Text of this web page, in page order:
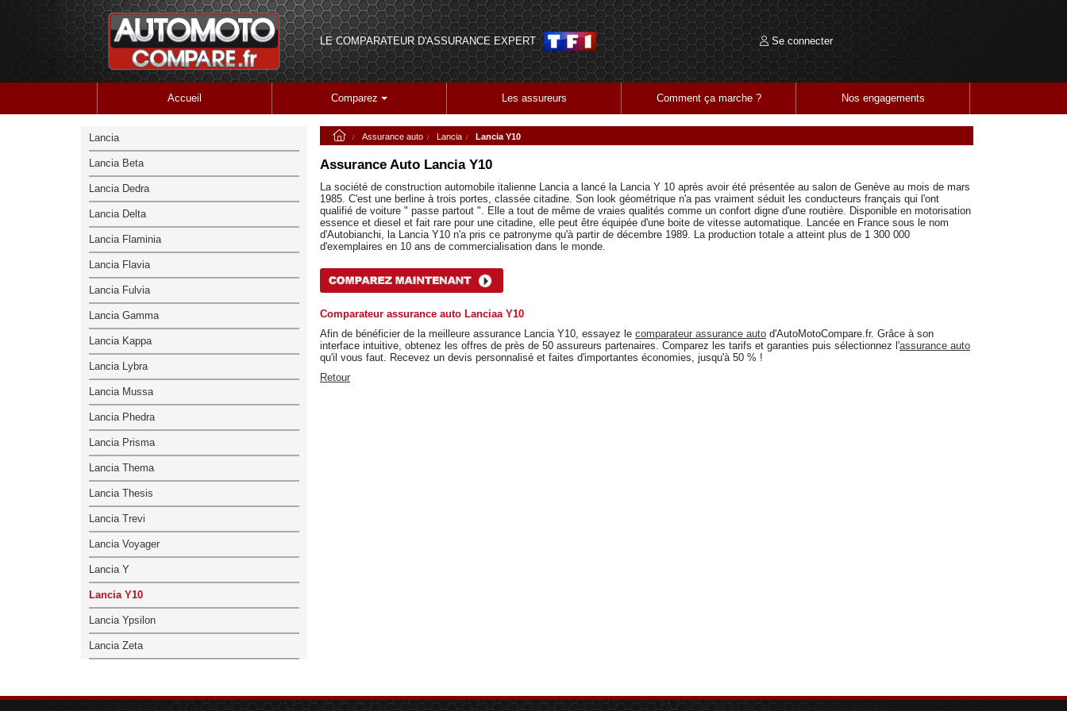
LE COMPARATEUR D'ASSURANCE EXPERT Se connecter
Accueil Comparez Les assureurs Comment ça marche ? Nos engagements
Assurance auto Lancia Lancia Y10
Assurance Auto Lancia Y10
La société de construction automobile italienne Lancia a lancé la Lancia Y 10 après avoir été présentée au salon de Genève au mois de mars
1985. C'est une berline à trois portes, classée citadine. Son look géométrique n'a pas vraiment séduit les conducteurs français qui l'ont
qualifié de voiture " passe partout ". Elle a tout de même de vraies qualités comme un confort digne d'une routière. Disponible en motorisation
essence et diesel et fait rare pour une citadine, elle peut être équipée d'une boite de vitesse automatique. Lancée en France sous le nom
d'Autobianchi, la Lancia Y10 n'a pris ce patronyme qu'à partir de décembre 1989. La production totale a atteint plus de 1 300 000
d'exemplaires en 10 ans de commercialisation dans le monde.
Comparateur assurance auto Lanciaa Y10
Afin de bénéficier de la meilleure assurance Lancia Y10, essayez le comparateur assurance auto d'AutoMotoCompare.fr. Grâce à son
interface intuitive, obtenez les offres de près de 50 assureurs partenaires. Comparez les tarifs et garanties puis sélectionnez l'assurance auto
qu'il vous faut. Recevez un devis personnalisé et faites d'importantes économies, jusqu'à 50 % !
Retour
Lancia
Lancia Beta
Lancia Dedra
Lancia Delta
Lancia Flaminia
Lancia Flavia
Lancia Fulvia
Lancia Gamma
Lancia Kappa
Lancia Lybra
Lancia Mussa
Lancia Phedra
Lancia Prisma
Lancia Thema
Lancia Thesis
Lancia Trevi
Lancia Voyager
Lancia Y
Lancia Y10
Lancia Ypsilon
Lancia Zeta